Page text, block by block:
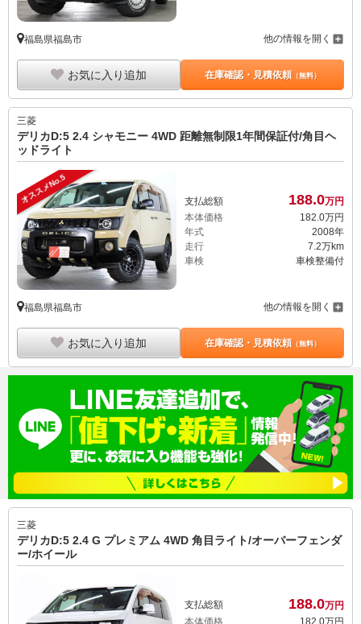
福島県福島市 他の情報を開く
お気に入り追加 在庫確認・見積依頼（無料）
三菱
デリカD:5 2.4 シャモニー 4WD 距離無制限1年間保証付/角目ヘ
ッドライト
オススメNo.5 支払総額 188.0万円
本体価格
182.0万円
年式
2008年
走行
7.2万km
車検
車検整備付
福島県福島市 他の情報を開く
お気に入り追加 在庫確認・見積依頼（無料）
三菱
デリカD:5 2.4 G プレミアム 4WD 角目ライト/オーバーフェンダ
ー/ホイール
支払総額 188.0万円
本体価格
182. 0万円